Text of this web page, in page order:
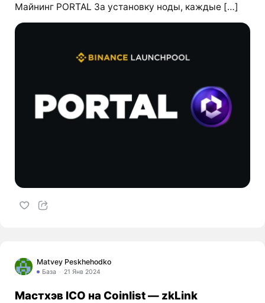
Майнинг PORTAL За установку ноды, каждые […]
Matvey Peskhehodko
База 21 Янв 2024
Мастхэв ICO на Coinlist — zkLink